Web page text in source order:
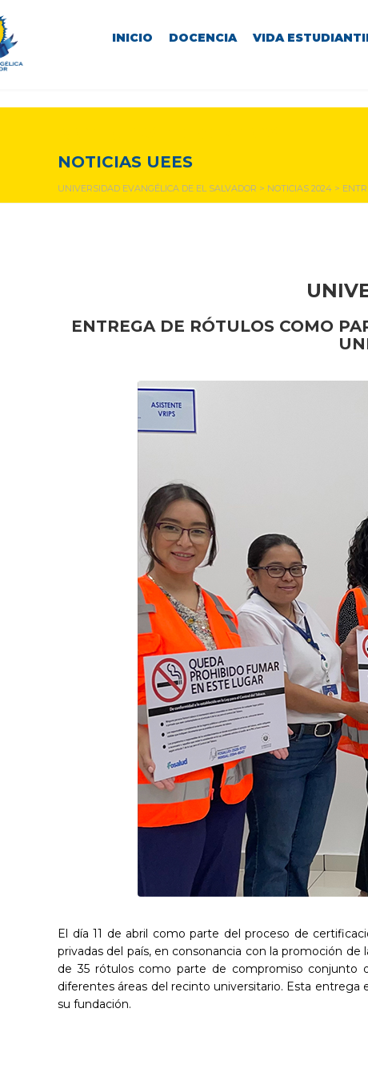
INICIO DOCENCIA VIDA
NOTICIAS UEES
UNIVERSIDAD EVANGÉLICA DE EL SALVADOR > NOTICIAS 2024 >
ENTREGA DE RÓTULOS COMO
El día 11 de abril como parte del proceso de
privadas del país, en consonancia con la promoción de
de 35 rótulos como parte de compromiso conjunto
diferentes áreas del recinto universitario. Esta
su fundación.